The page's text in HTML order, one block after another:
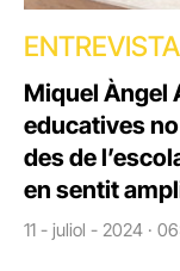
ENTREVISTA
Miquel Àngel
educatives
des de
en sentit
11 - juliol - 2024 ·